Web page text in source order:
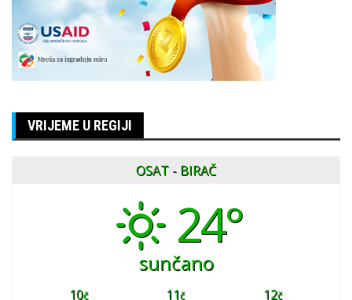
VRIJEME U REGIJI
OSAT - BIRAČ
24°
sunčano
10č 11č 12č